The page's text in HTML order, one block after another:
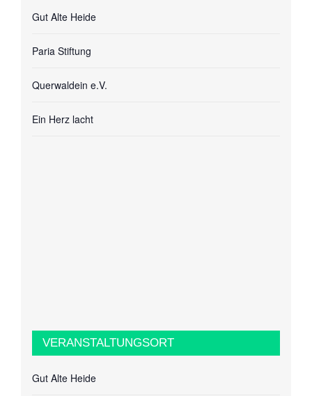
Gut Alte Heide
Paria Stiftung
Querwaldein e.V.
Ein Herz lacht
VERANSTALTUNGSORT
Gut Alte Heide